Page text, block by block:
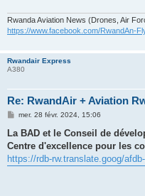
Rwanda Aviation News (Drones, Air
https://www.facebook.com/RwandAn-
Rwandair Express
A380
Re: RwandAir + Aviation
M
s
a
g
e
mer. 28 févr. 2024, 15:06
La BAD et le Conseil de
Centre d'excellence pour les
https://rdb-rw.translate.goog/